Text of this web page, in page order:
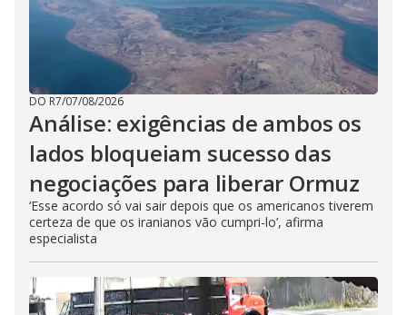
DO R7/07/08/2026
Análise: exigências de ambos os
lados bloqueiam sucesso das
negociações para liberar Ormuz
‘Esse acordo só vai sair depois que os americanos tiverem
certeza de que os iranianos vão cumpri-lo’, afirma
especialista